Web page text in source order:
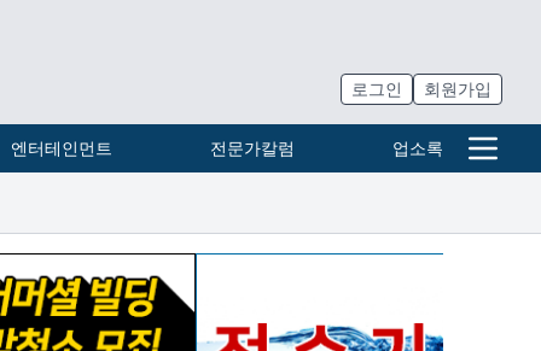
로그인 회원가입
엔터테인먼트 전문가칼럼 업소록